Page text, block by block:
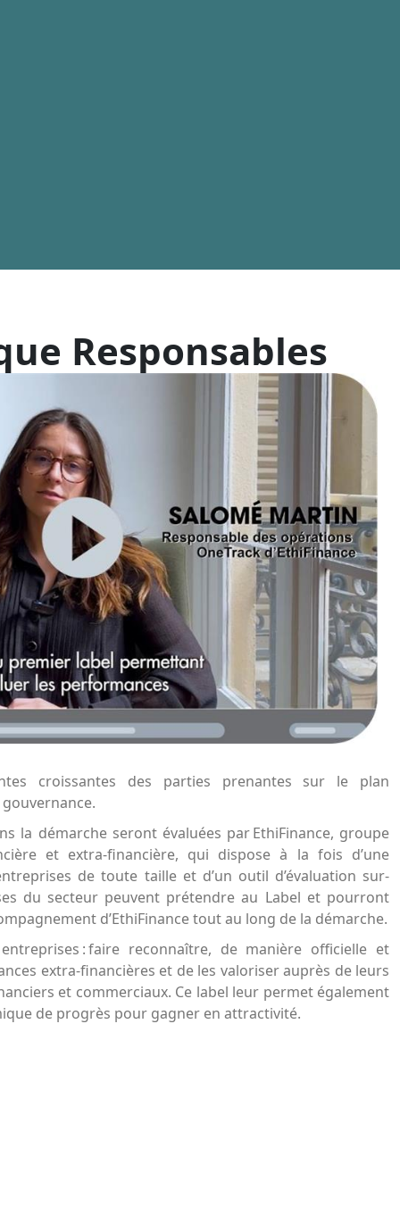
Responsables
croissantes des parties prenantes sur le plan
la démarche seront évaluées par EthiFinance, groupe
et extra-financière, qui dispose à la fois d’une
de toute taille et d’un outil d’évaluation sur-
du secteur peuvent prétendre au Label et pourront
d’EthiFinance tout au long de la démarche.
: faire reconnaître, de manière officielle et
extra-financières et de les valoriser auprès de leurs
et commerciaux. Ce label leur permet également
de progrès pour gagner en attractivité.